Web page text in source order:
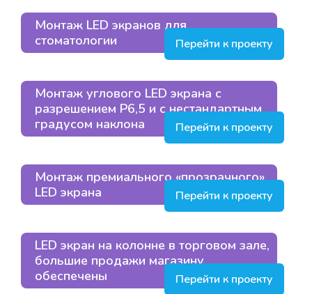
Монтаж LED экранов для
стоматологии
Перейти к проекту
Монтаж углового LED экрана с
разрешением Р6,5 и с нестандартным
градусом наклона
Перейти к проекту
Монтаж премиального «прозрачного»
LED экрана
Перейти к проекту
LED экран на колонне в торговом зале,
большие продажи магазину
обеспечены
Перейти к проекту